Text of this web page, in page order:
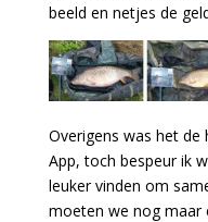
beeld en netjes de
Overigens was het de
App, toch bespeur ik
leuker vinden om
moeten we nog maar